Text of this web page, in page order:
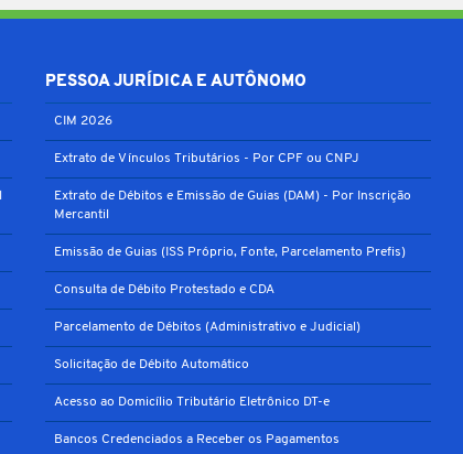
PESSOA JURÍDICA E AUTÔNOMO
CIM 2026
Extrato de Vínculos Tributários - Por CPF ou CNPJ
Extrato de Débitos e Emissão de Guias (DAM) - Por Inscrição
Mercantil
Emissão de Guias (ISS Próprio, Fonte, Parcelamento Prefis)
Consulta de Débito Protestado e CDA
Parcelamento de Débitos (Administrativo e Judicial)
Solicitação de Débito Automático
Acesso ao Domicílio Tributário Eletrônico DT-e
Bancos Credenciados a Receber os Pagamentos